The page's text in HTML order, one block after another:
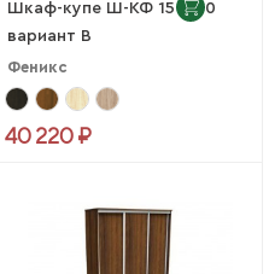
Шкаф-купе Ш-КФ 15-600
вариант B
Феникс
40 220 ₽